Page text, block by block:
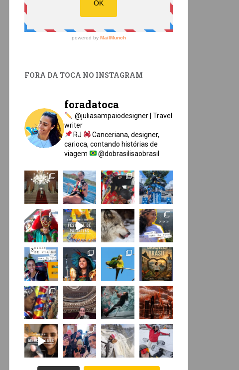
FORA DA TOCA NO INSTAGRAM
foradatoca
@juliasampaiodesigner | Travel
writer
RJ
Canceriana, designer,
carioca, contando histórias de
viagem
@dobrasilisaobrasil